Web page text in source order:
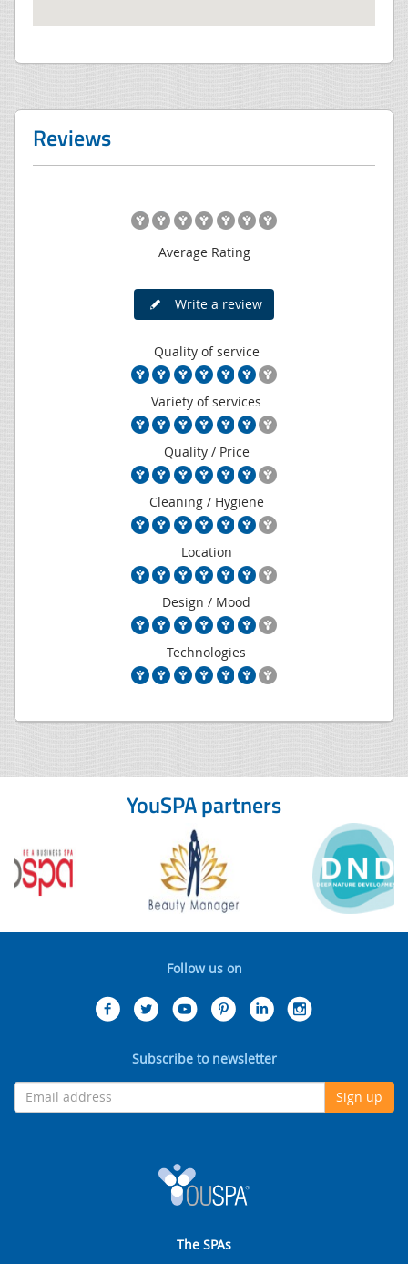
Reviews
Average Rating
Write a review
Quality of service
Variety of services
Quality / Price
Cleaning / Hygiene
Location
Design / Mood
Technologies
YouSPA partners
Follow us on
Subscribe to newsletter
Sign up
The SPAs